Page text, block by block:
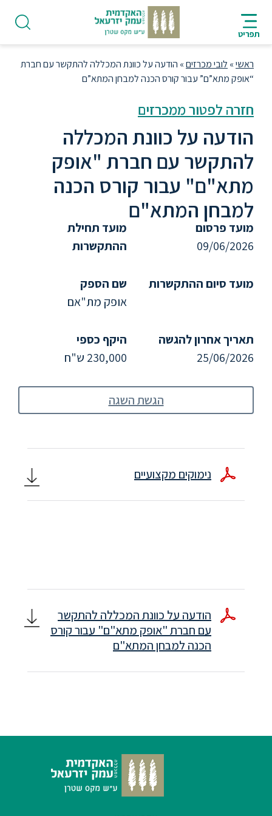
לתוכן
מרכזי
העמוד
תפריט
HE
פודקאסט
אודות
תואר
ראשון
אנגלית
תואר
שני
המרכז
הקדם
בוגרים
מחקר
ראשי» לובי מכרזים» הודעה על כוונת המכללה להתקשר עם חברת
“אופק מתא”ם” עבור קורס הכנה למבחן המתא”ם
הודעה על כוונת המכללה
להתקשר עם חברת "אופק
מתא"ם" עבור קורס הכנה
למבחן המתא"ם
חזרה לפטור ממכרזים
מועד פרסום
09/06/2026
מועד תחילת
ההתקשרות
מועד סיום ההתקשרות
שם הספק
אופק מת"אם
תאריך אחרון להגשה
25/06/2026
היקף כספי
230,000 ש"ח
הגשת השגה
נימוקים מקצועיים
הודעה על כוונת המכללה להתקשר
עם חברת "אופק מתא"ם" עבור קורס
הכנה למבחן המתא"ם